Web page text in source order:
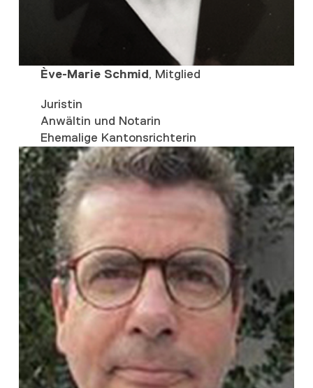
Ève-Marie Schmid, Mitglied
Juristin
Anwältin und Notarin
Ehemalige Kantonsrichterin